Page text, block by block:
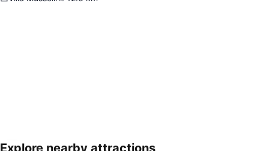
Explore nearby attractions